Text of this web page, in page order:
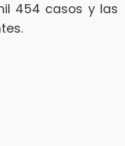
454 casos y las